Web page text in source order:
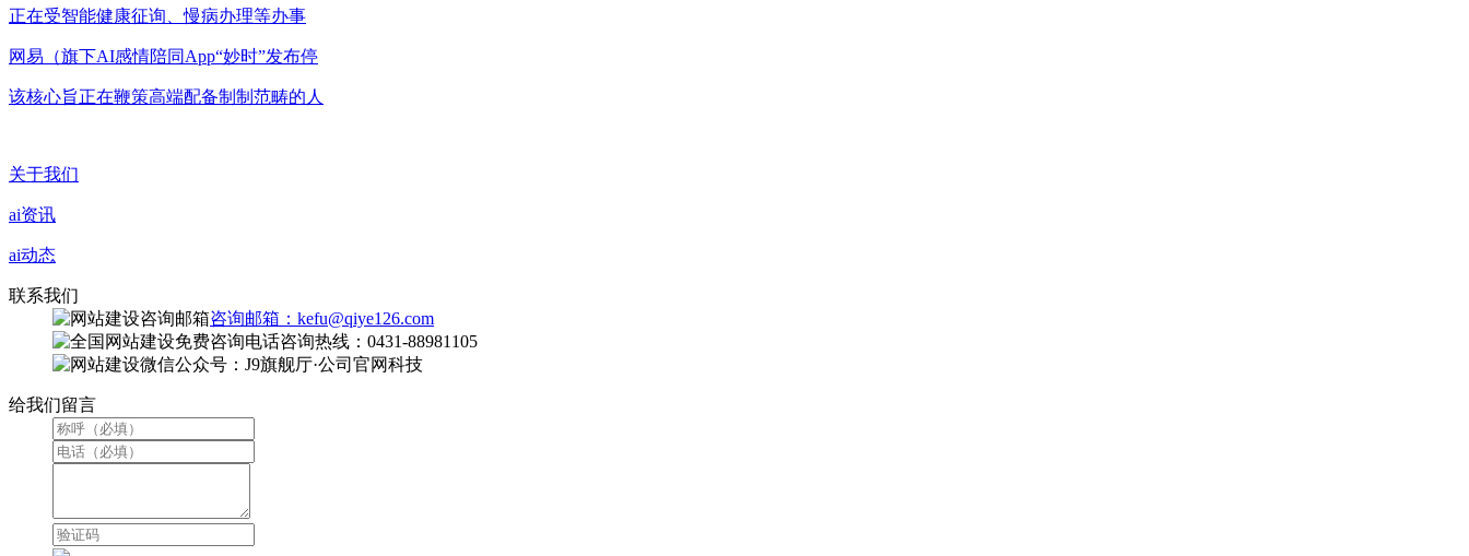
正在受智能健康征询、慢病办理等办事
网易（旗下AI感情陪同App“妙时”发布停
该核心旨正在鞭策高端配备制制范畴的人
关于我们
ai资讯
ai动态
联系我们
咨询邮箱：kefu@qiye126.com
咨询热线：0431-88981105
微信公众号：J9旗舰厅·公司官网科技
给我们留言